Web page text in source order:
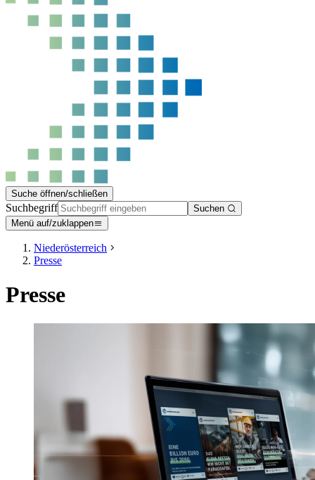
Suche öffnen/schließen
Suchbegriff
Suchen
Menü auf/zuklappen
Niederösterreich
Presse
Presse